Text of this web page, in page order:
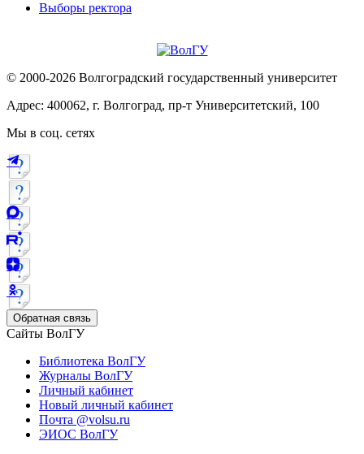
Выборы ректора
© 2000-2026 Волгоградский государственный университет
Адрес: 400062, г. Волгоград, пр-т Университетский, 100
Мы в соц. сетях
Обратная связь
Сайты ВолГУ
Библиотека ВолГУ
Журналы ВолГУ
Личный кабинет
Новый личный кабинет
Почта @volsu.ru
ЭИОС ВолГУ